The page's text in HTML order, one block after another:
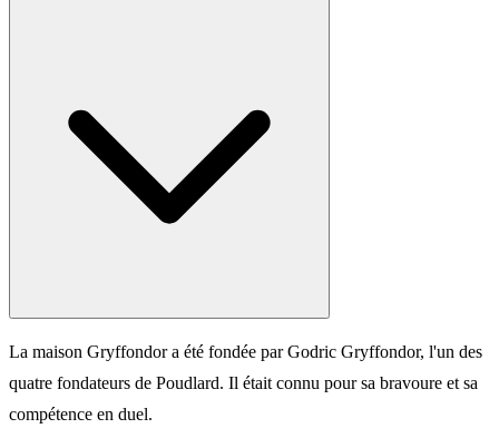
La maison Gryffondor a été fondée par Godric Gryffondor, l'un des
quatre fondateurs de Poudlard. Il était connu pour sa bravoure et sa
compétence en duel.